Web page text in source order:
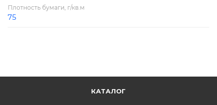
Плотность бумаги, г/кв.м
75
КАТАЛОГ